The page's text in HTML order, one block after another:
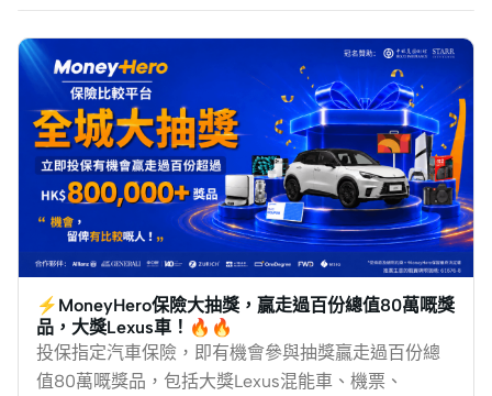
⚡MoneyHero保險大抽獎，贏走過百份總值80萬嘅獎
品，大獎Lexus車！🔥🔥
投保指定汽車保險，即有機會參與抽獎贏走過百份總
值80萬嘅獎品，包括大獎Lexus混能車、機票、